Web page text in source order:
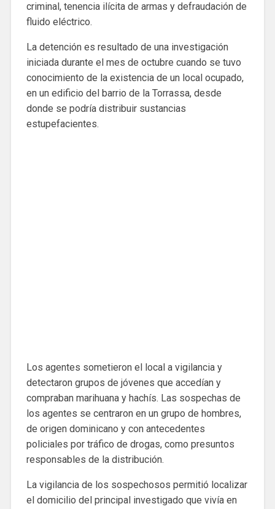
criminal, tenencia ilícita de armas y defraudación de
fluido eléctrico.
La detención es resultado de una investigación
iniciada durante el mes de octubre cuando se tuvo
conocimiento de la existencia de un local ocupado,
en un edificio del barrio de la Torrassa, desde
donde se podría distribuir sustancias
estupefacientes.
Los agentes sometieron el local a vigilancia y
detectaron grupos de jóvenes que accedían y
compraban marihuana y hachís. Las sospechas de
los agentes se centraron en un grupo de hombres,
de origen dominicano y con antecedentes
policiales por tráfico de drogas, como presuntos
responsables de la distribución.
La vigilancia de los sospechosos permitió localizar
el domicilio del principal investigado que vivía en